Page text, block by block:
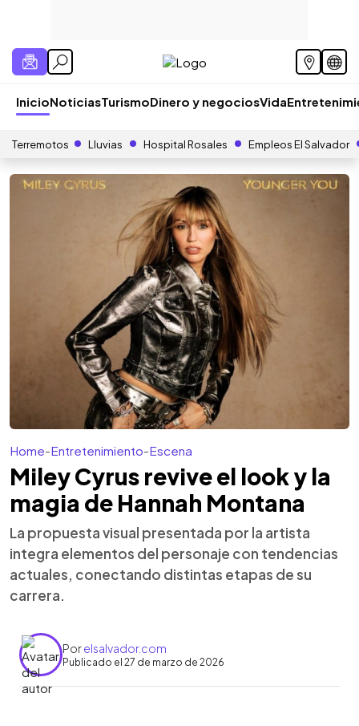
InicioNoticiasTurismoDinero y negociosVida
Terremotos Lluvias Hospital Rosales Empleos El Salvador
Home-Entretenimiento-Escena
Miley Cyrus revive el look y la
magia de Hannah Montana
La propuesta visual presentada por la artista
integra elementos del personaje con tendencias
actuales, conectando distintas etapas de su
carrera.
Porelsalvador.com
Publicado el 27 de marzo de 2026